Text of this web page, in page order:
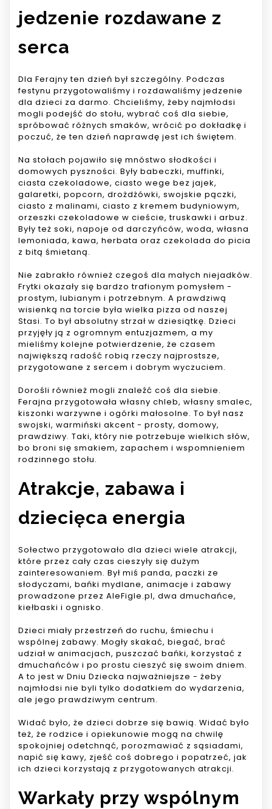
jedzenie rozdawane z
serca
Dla Ferajny ten dzień był szczególny. Podczas
festynu przygotowaliśmy i rozdawaliśmy jedzenie
dla dzieci za darmo. Chcieliśmy, żeby najmłodsi
mogli podejść do stołu, wybrać coś dla siebie,
spróbować różnych smaków, wrócić po dokładkę i
poczuć, że ten dzień naprawdę jest ich świętem.
Na stołach pojawiło się mnóstwo słodkości i
domowych pyszności. Były babeczki, muffinki,
ciasta czekoladowe, ciasto wege bez jajek,
galaretki, popcorn, drożdżówki, swojskie pączki,
ciasto z malinami, ciasto z kremem budyniowym,
orzeszki czekoladowe w cieście, truskawki i arbuz.
Były też soki, napoje od darczyńców, woda, własna
lemoniada, kawa, herbata oraz czekolada do picia
z bitą śmietaną.
Nie zabrakło również czegoś dla małych niejadków.
Frytki okazały się bardzo trafionym pomysłem -
prostym, lubianym i potrzebnym. A prawdziwą
wisienką na torcie była wielka pizza od naszej
Stasi. To był absolutny strzał w dziesiątkę. Dzieci
przyjęły ją z ogromnym entuzjazmem, a my
mieliśmy kolejne potwierdzenie, że czasem
największą radość robią rzeczy najprostsze,
przygotowane z sercem i dobrym wyczuciem.
Dorośli również mogli znaleźć coś dla siebie.
Ferajna przygotowała własny chleb, własny smalec,
kiszonki warzywne i ogórki małosolne. To był nasz
swojski, warmiński akcent - prosty, domowy,
prawdziwy. Taki, który nie potrzebuje wielkich słów,
bo broni się smakiem, zapachem i wspomnieniem
rodzinnego stołu.
Atrakcje, zabawa i
dziecięca energia
Sołectwo przygotowało dla dzieci wiele atrakcji,
które przez cały czas cieszyły się dużym
zainteresowaniem. Był miś panda, paczki ze
słodyczami, bańki mydlane, animacje i zabawy
prowadzone przez AleFigle.pl, dwa dmuchańce,
kiełbaski i ognisko.
Dzieci miały przestrzeń do ruchu, śmiechu i
wspólnej zabawy. Mogły skakać, biegać, brać
udział w animacjach, puszczać bańki, korzystać z
dmuchańców i po prostu cieszyć się swoim dniem.
A to jest w Dniu Dziecka najważniejsze - żeby
najmłodsi nie byli tylko dodatkiem do wydarzenia,
ale jego prawdziwym centrum.
Widać było, że dzieci dobrze się bawią. Widać było
też, że rodzice i opiekunowie mogą na chwilę
spokojniej odetchnąć, porozmawiać z sąsiadami,
napić się kawy, zjeść coś dobrego i popatrzeć, jak
ich dzieci korzystają z przygotowanych atrakcji.
Warkały przy wspólnym